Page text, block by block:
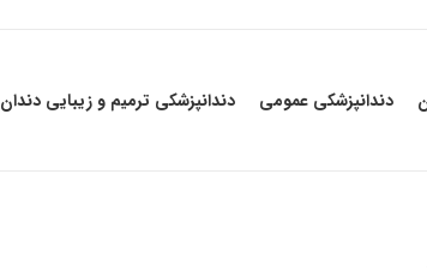
دندانپزشکی عمومی دندانپزشکی ترمیم و زیبایی دندان